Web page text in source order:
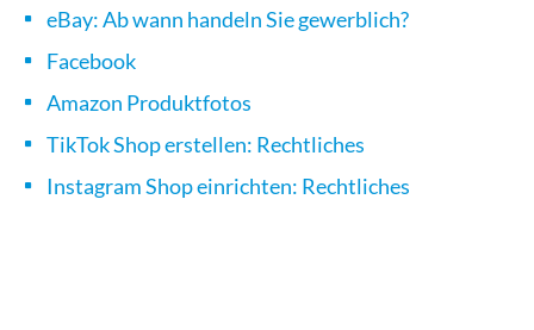
eBay: Ab wann handeln Sie gewerblich?
Facebook
Amazon Produktfotos
TikTok Shop erstellen: Rechtliches
Instagram Shop einrichten: Rechtliches